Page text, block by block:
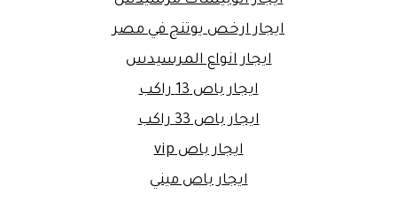
ايجار ارخص يوتنج في مصر
ايجار انواع المرسيدس
ايجار باص 13 راكب
ايجار باص 33 راكب
ايجار باص vip
ايجار باص ميني